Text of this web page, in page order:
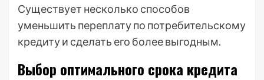
Существует несколько способов
уменьшить переплату по потребительскому
кредиту и сделать его более выгодным.
Выбор оптимального срока кредита